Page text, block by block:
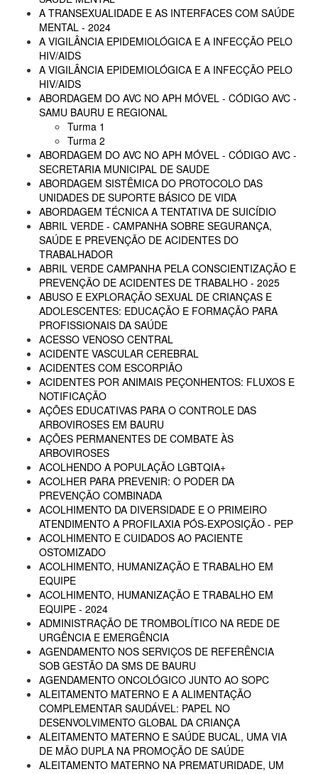
A TRANSEXUALIDADE E AS INTERFACES COM SAÚDE
MENTAL - 2024
A VIGILÂNCIA EPIDEMIOLÓGICA E A INFECÇÃO PELO
HIV/AIDS
A VIGILÂNCIA EPIDEMIOLÓGICA E A INFECÇÃO PELO
HIV/AIDS
ABORDAGEM DO AVC NO APH MÓVEL - CÓDIGO AVC -
SAMU BAURU E REGIONAL
Turma 1
Turma 2
ABORDAGEM DO AVC NO APH MÓVEL - CÓDIGO AVC -
SECRETARIA MUNICIPAL DE SAUDE
ABORDAGEM SISTÊMICA DO PROTOCOLO DAS
UNIDADES DE SUPORTE BÁSICO DE VIDA
ABORDAGEM TÉCNICA A TENTATIVA DE SUICÍDIO
ABRIL VERDE - CAMPANHA SOBRE SEGURANÇA,
SAÚDE E PREVENÇÃO DE ACIDENTES DO
TRABALHADOR
ABRIL VERDE CAMPANHA PELA CONSCIENTIZAÇÃO E
PREVENÇÃO DE ACIDENTES DE TRABALHO - 2025
ABUSO E EXPLORAÇÃO SEXUAL DE CRIANÇAS E
ADOLESCENTES: EDUCAÇÃO E FORMAÇÃO PARA
PROFISSIONAIS DA SAÚDE
ACESSO VENOSO CENTRAL
ACIDENTE VASCULAR CEREBRAL
ACIDENTES COM ESCORPIÃO
ACIDENTES POR ANIMAIS PEÇONHENTOS: FLUXOS E
NOTIFICAÇÃO
AÇÕES EDUCATIVAS PARA O CONTROLE DAS
ARBOVIROSES EM BAURU
AÇÕES PERMANENTES DE COMBATE ÀS
ARBOVIROSES
ACOLHENDO A POPULAÇÃO LGBTQIA+
ACOLHER PARA PREVENIR: O PODER DA
PREVENÇÃO COMBINADA
ACOLHIMENTO DA DIVERSIDADE E O PRIMEIRO
ATENDIMENTO A PROFILAXIA PÓS-EXPOSIÇÃO - PEP
ACOLHIMENTO E CUIDADOS AO PACIENTE
OSTOMIZADO
ACOLHIMENTO, HUMANIZAÇÃO E TRABALHO EM
EQUIPE
ACOLHIMENTO, HUMANIZAÇÃO E TRABALHO EM
EQUIPE - 2024
ADMINISTRAÇÃO DE TROMBOLÍTICO NA REDE DE
URGÊNCIA E EMERGÊNCIA
AGENDAMENTO NOS SERVIÇOS DE REFERÊNCIA
SOB GESTÃO DA SMS DE BAURU
AGENDAMENTO ONCOLÓGICO JUNTO AO SOPC
ALEITAMENTO MATERNO E A ALIMENTAÇÃO
COMPLEMENTAR SAUDÁVEL: PAPEL NO
DESENVOLVIMENTO GLOBAL DA CRIANÇA
ALEITAMENTO MATERNO E SAÚDE BUCAL, UMA VIA
DE MÃO DUPLA NA PROMOÇÃO DE SAÚDE
ALEITAMENTO MATERNO NA PREMATURIDADE, UM